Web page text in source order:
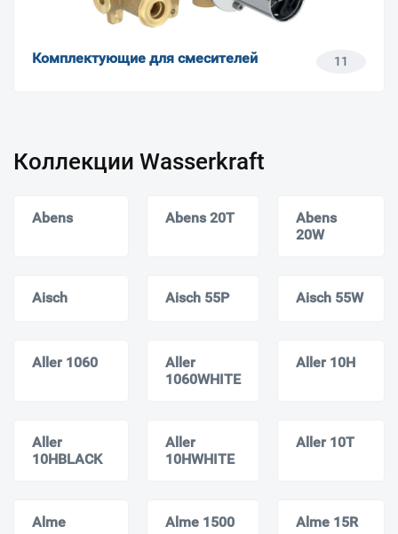
Комплектующие для смесителей 11
Коллекции Wasserkraft
Abens Abens 20T
Abens
20W
Aisch Aisch 55P Aisch 55W
Aller 1060
Aller
1060WHITE
Aller 10H
Aller
10HBLACK
Aller
10HWHITE
Aller 10T
Alme Alme 1500 Alme 15R